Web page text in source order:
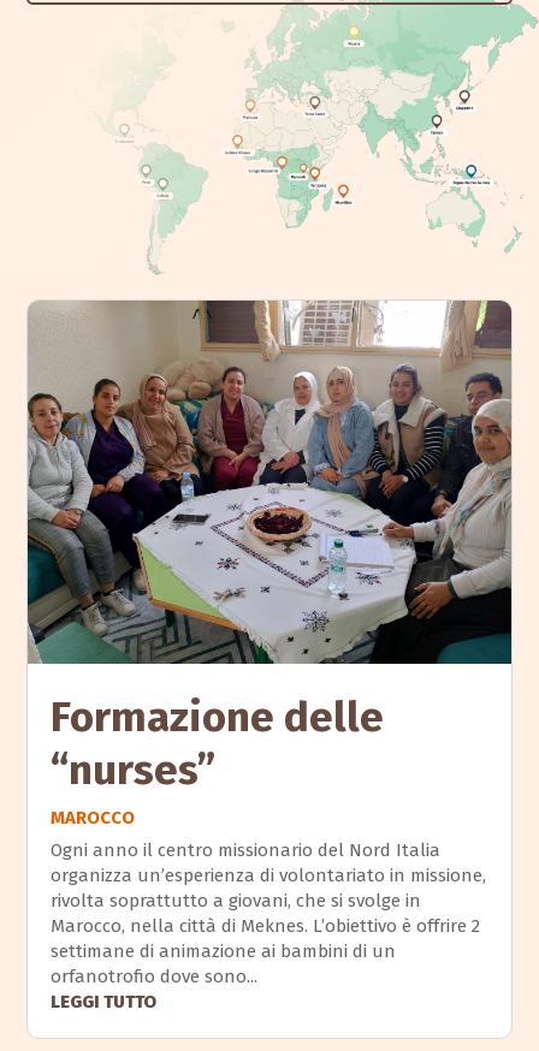
Formazione delle
“nurses”
MAROCCO
Ogni anno il centro missionario del Nord Italia
organizza un’esperienza di volontariato in missione,
rivolta soprattutto a giovani, che si svolge in
Marocco, nella città di Meknes. L’obiettivo è offrire 2
settimane di animazione ai bambini di un
orfanotrofio dove sono...
LEGGI TUTTO